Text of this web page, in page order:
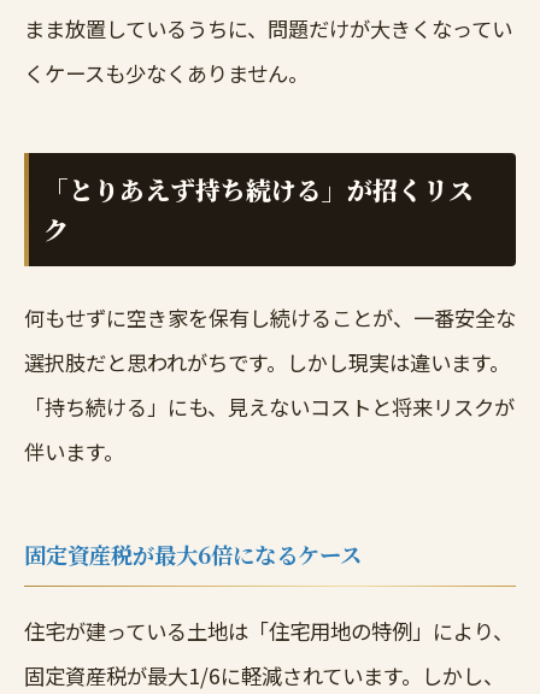
まま放置しているうちに、問題だけが大きくなってい
くケースも少なくありません。
「とりあえず持ち続ける」が招くリス
ク
何もせずに空き家を保有し続けることが、一番安全な
選択肢だと思われがちです。しかし現実は違います。
「持ち続ける」にも、見えないコストと将来リスクが
伴います。
固定資産税が最大6倍になるケース
住宅が建っている土地は「住宅用地の特例」により、
固定資産税が最大1/6に軽減されています。しかし、